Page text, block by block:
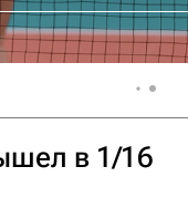
в 1/16